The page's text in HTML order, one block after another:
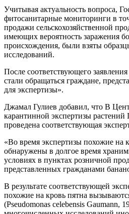
Учитывая актуальность вопроса,
фитосанитарные мониторинги в
продажи сельскохозяйственной
имеющих вероятность заражения
происхождения, были взяты
исследований.
После соответствующего
стали обращаться граждане,
для экспертизы».
Джамал Гулиев добавил, что В
карантинной экспертизы
проведена соответствующая
«Во время экспертизы похожие на
обнаружены в долгое время
условиях в пунктах розничной
представленных гражданами
В результате соответствующей
похожие на кровь пятна
(Pseudomonas celebensis Gaumann,